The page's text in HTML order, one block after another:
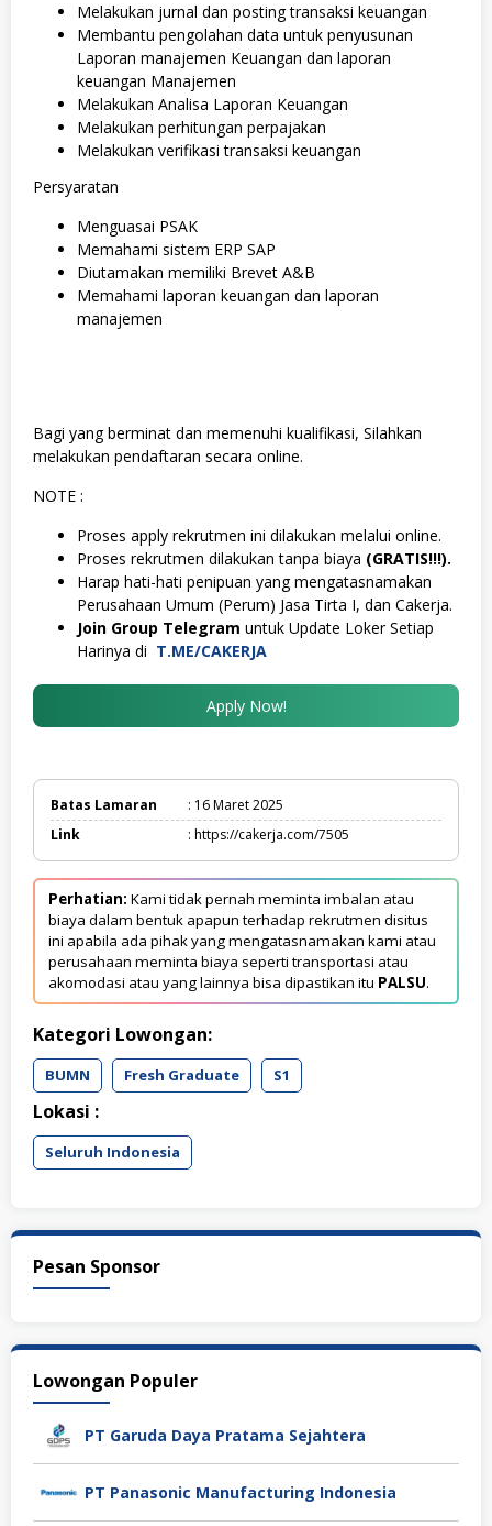
Melakukan jurnal dan posting transaksi keuangan
Membantu pengolahan data untuk penyusunan
Laporan manajemen Keuangan dan laporan
keuangan Manajemen
Melakukan Analisa Laporan Keuangan
Melakukan perhitungan perpajakan
Melakukan verifikasi transaksi keuangan
Persyaratan
Menguasai PSAK
Memahami sistem ERP SAP
Diutamakan memiliki Brevet A&B
Memahami laporan keuangan dan laporan
manajemen
Bagi yang berminat dan memenuhi kualifikasi, Silahkan
melakukan pendaftaran secara online.
NOTE :
Proses apply rekrutmen ini dilakukan melalui online.
Proses rekrutmen dilakukan tanpa biaya (GRATIS!!!).
Harap hati-hati penipuan yang mengatasnamakan
Perusahaan Umum (Perum) Jasa Tirta I, dan Cakerja.
Join Group Telegram untuk Update Loker Setiap
Harinya di T.ME/CAKERJA
Apply Now!
Batas Lamaran
: 16 Maret 2025
Link
: https://cakerja.com/7505
Perhatian: Kami tidak pernah meminta imbalan atau
biaya dalam bentuk apapun terhadap rekrutmen disitus
ini apabila ada pihak yang mengatasnamakan kami atau
perusahaan meminta biaya seperti transportasi atau
akomodasi atau yang lainnya bisa dipastikan itu PALSU.
Kategori Lowongan:
BUMN Fresh Graduate S1
Lokasi :
Seluruh Indonesia
Pesan Sponsor
Lowongan Populer
PT Garuda Daya Pratama Sejahtera
PT Panasonic Manufacturing Indonesia